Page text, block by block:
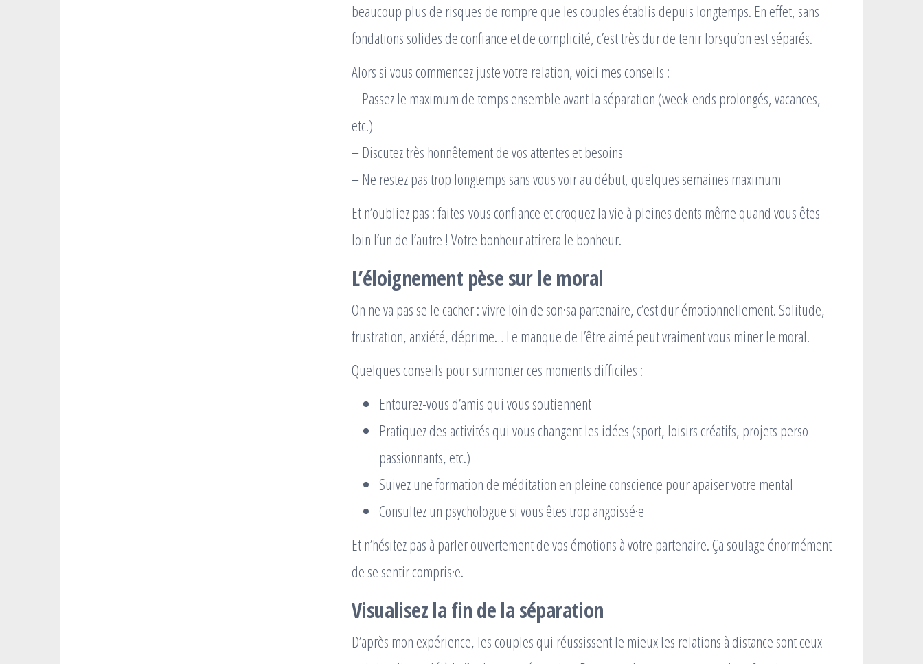
beaucoup plus de risques de rompre que les couples établis depuis longtemps. En effet, sans
fondations solides de confiance et de complicité, c’est très dur de tenir lorsqu’on est séparés.
Alors si vous commencez juste votre relation, voici mes conseils :
– Passez le maximum de temps ensemble avant la séparation (week-ends prolongés, vacances,
etc.)
– Discutez très honnêtement de vos attentes et besoins
– Ne restez pas trop longtemps sans vous voir au début, quelques semaines maximum
Et n’oubliez pas : faites-vous confiance et croquez la vie à pleines dents même quand vous êtes
loin l’un de l’autre ! Votre bonheur attirera le bonheur.
L’éloignement pèse sur le moral
On ne va pas se le cacher : vivre loin de son·sa partenaire, c’est dur émotionnellement. Solitude,
frustration, anxiété, déprime… Le manque de l’être aimé peut vraiment vous miner le moral.
Quelques conseils pour surmonter ces moments difficiles :
Entourez-vous d’amis qui vous soutiennent
Pratiquez des activités qui vous changent les idées (sport, loisirs créatifs, projets perso
passionnants, etc.)
Suivez une formation de méditation en pleine conscience pour apaiser votre mental
Consultez un psychologue si vous êtes trop angoissé·e
Et n’hésitez pas à parler ouvertement de vos émotions à votre partenaire. Ça soulage énormément
de se sentir compris·e.
Visualisez la fin de la séparation
D’après mon expérience, les couples qui réussissent le mieux les relations à distance sont ceux